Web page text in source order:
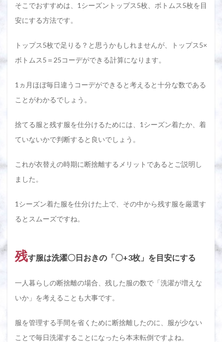
そこでおすすめは、1シーズントップス5枚、ボトムス5枚を目
安にする方法です。
トップス5枚で足りる？と思うかもしれませんが、トップス5×
ボトムス5＝25コーデができる計算になります。
1ヵ月ほぼ毎日違うコーデができると考えると十分な数である
ことがわかるでしょう。
捨てる服と残す服を仕分けるためには、1シーズン着たか、着
ていないかで判断すると良いでしょう。
これが衣替えの時期に断捨離するメリットであるとご説明し
ました。
1シーズン着た服を仕分けた上で、その中から残す服を厳選す
るとスムーズですね。
残す服は洗濯〇日おきの「〇+3枚」を目安にする
一人暮らしの断捨離の場合、残した服の数で「洗濯が増えな
いか」を考えることも大事です。
服を管理する手間を省くために断捨離したのに、服が少ない
ことで毎日洗濯することになったら本末転倒ですよね。